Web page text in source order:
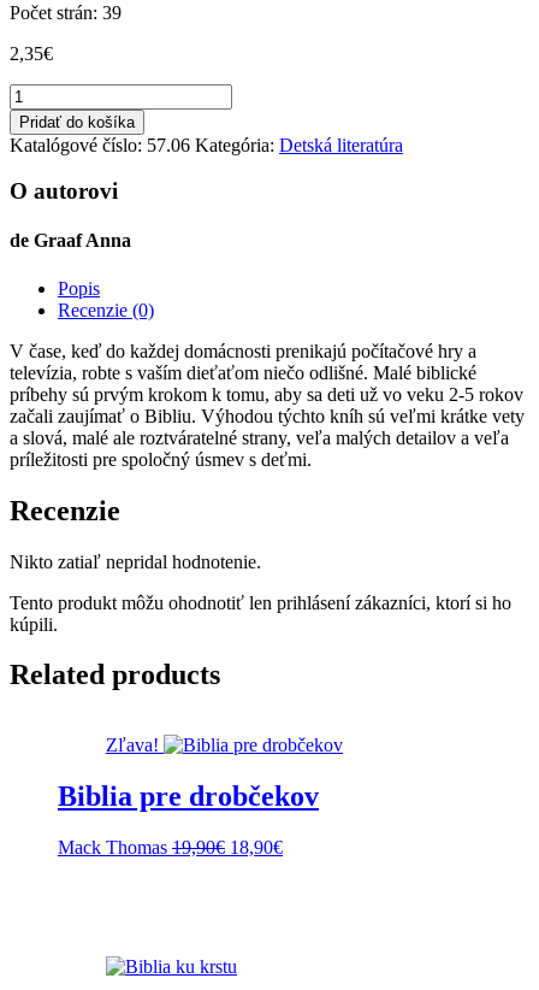
Počet strán: 39
2,35€
množstvo
Daniel
-
Malé
biblické
knihy
deti
Pridať do košíka
Katalógové číslo: 57.06 Kategória: Detská literatúra
O autorovi
de Graaf Anna
Popis
Recenzie (0)
V čase, keď do každej domácnosti prenikajú počítačové hry a
televízia, robte s vaším dieťaťom niečo odlišné. Malé biblické
príbehy sú prvým krokom k tomu, aby sa deti už vo veku 2-5 rokov
začali zaujímať o Bibliu. Výhodou týchto kníh sú veľmi krátke vety
a slová, malé ale roztváratelné strany, veľa malých detailov a veľa
príležitosti pre spoločný úsmev s deťmi.
Recenzie
Nikto zatiaľ nepridal hodnotenie.
Tento produkt môžu ohodnotiť len prihlásení zákazníci, ktorí si ho
kúpili.
Related products
Zľava!
Biblia pre drobčekov
Mack Thomas 19,90€ Pôvodná
18,90€Aktuálna